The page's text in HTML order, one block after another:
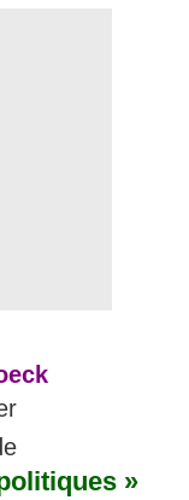
»